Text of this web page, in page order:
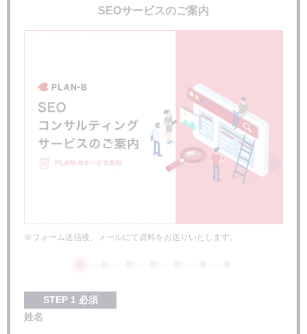
※フォーム送信後、メールにて資料をお送りいたします。
SEOサービスのご案内
STEP 1 必須
姓名